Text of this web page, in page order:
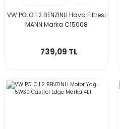
VW POLO 1.2 BENZİNLİ Hava Filtresi
MANN Marka C15008
739,09 TL